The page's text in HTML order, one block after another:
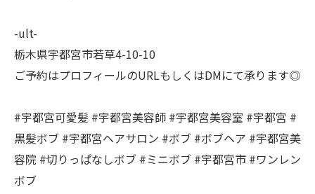
-ult-
栃木県宇都宮市若草4-10-10
ご予約はプロフィールのURLもしくはDMにて承ります◎
#宇都宮可愛髪 #宇都宮美容師 #宇都宮美容室 #宇都宮 #
黒髪ボブ #宇都宮ヘアサロン #ボブ #ボブヘア #宇都宮美
容院 #切りっぱなしボブ #ミニボブ #宇都宮市 #ワンレン
ボブ